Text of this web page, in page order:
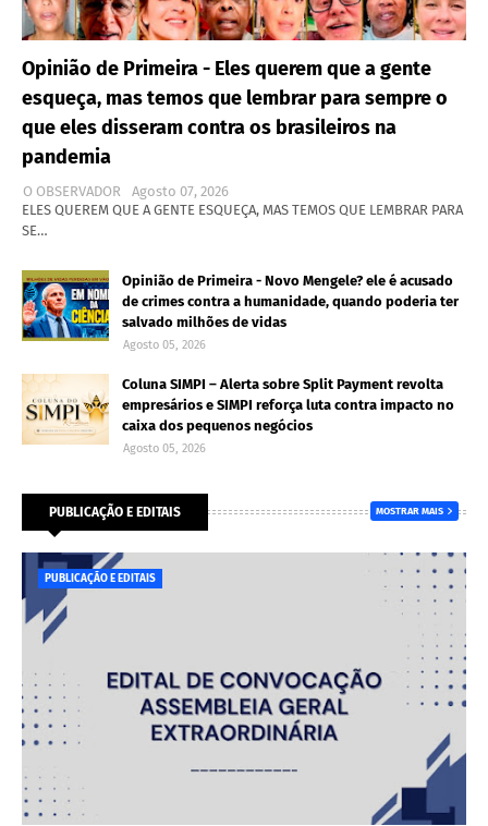
Opinião de Primeira - Eles querem que a gente
esqueça, mas temos que lembrar para sempre o
que eles disseram contra os brasileiros na
pandemia
O OBSERVADOR
Agosto 07, 2026
ELES QUEREM QUE A GENTE ESQUEÇA, MAS TEMOS QUE LEMBRAR PARA
SE…
Opinião de Primeira - Novo Mengele? ele é acusado
de crimes contra a humanidade, quando poderia ter
salvado milhões de vidas
Agosto 05, 2026
Coluna SIMPI – Alerta sobre Split Payment revolta
empresários e SIMPI reforça luta contra impacto no
caixa dos pequenos negócios
Agosto 05, 2026
PUBLICAÇÃO E EDITAIS MOSTRAR MAIS
PUBLICAÇÃO E EDITAIS